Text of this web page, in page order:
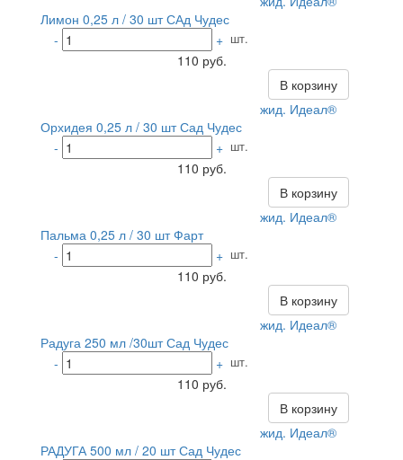
Лимон 0,25 л / 30 шт САд Чудес
-
+ шт.
110 руб.
В корзину
жид. Идеал®
Орхидея 0,25 л / 30 шт Сад Чудес
-
+ шт.
110 руб.
В корзину
жид. Идеал®
Пальма 0,25 л / 30 шт Фарт
-
+ шт.
110 руб.
В корзину
жид. Идеал®
Радуга 250 мл /30шт Сад Чудес
-
+ шт.
110 руб.
В корзину
жид. Идеал®
РАДУГА 500 мл / 20 шт Сад Чудес